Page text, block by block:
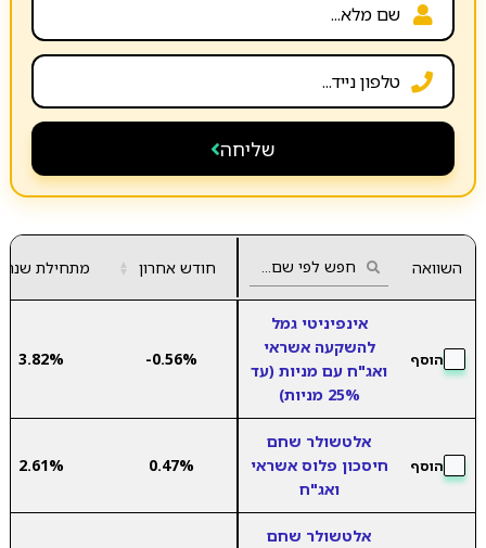
שליחה
השוואה חודש אחרון ▲
▼ מתחילת שנה
הוסף
אינפיניטי גמל
להשקעה אשראי
ואג"ח עם מניות (עד
25% מניות)
-0.56%
3.82%
הוסף
אלטשולר שחם
חיסכון פלוס אשראי
ואג"ח
0.47%
2.61%
אלטשולר שחם